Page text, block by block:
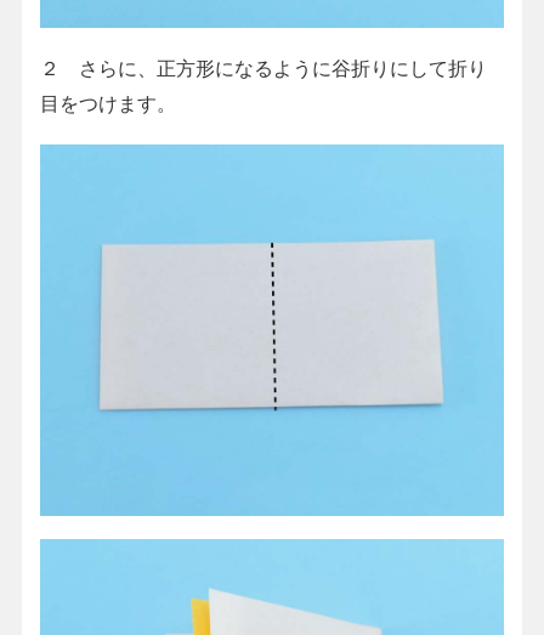
２ さらに、正方形になるように谷折りにして折り
目をつけます。